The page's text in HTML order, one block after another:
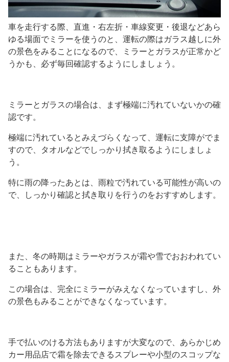
車を走行する際、直進・右左折・車線変更・後退などあら
ゆる場面でミラーを使うのと、運転の際はガラス越しに外
の景色をみることになるので、ミラーとガラスが正常かど
うかも、必ず毎回確認するようにしましょう。
ミラーとガラスの場合は、まず極端に汚れていないかの確
認です。
極端に汚れているとみえづらくなって、運転に支障がでま
すので、タオルなどでしっかり拭き取るようにしましょ
う。
特に雨の降ったあとは、雨粒で汚れている可能性が高いの
で、しっかり確認と拭き取りを行うのをおすすめします。
また、冬の時期はミラーやガラスが霜や雪でおおわれてい
ることもあります。
この場合は、完全にミラーがみえなくなっていますし、外
の景色もみることができなくなっています。
手で払いのける方法もありますが大変なので、あらかじめ
カー用品店で霜を除去できるスプレーや小型のスコップな